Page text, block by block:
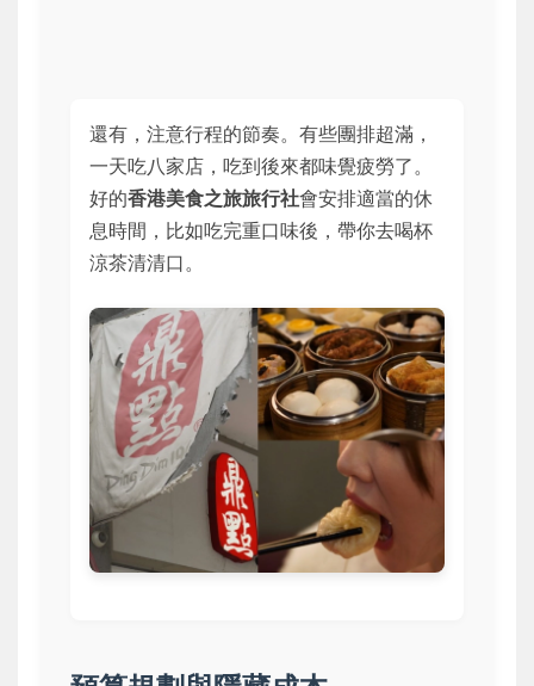
還有，注意行程的節奏。有些團排超滿，
一天吃八家店，吃到後來都味覺疲勞了。
好的香港美食之旅旅行社會安排適當的休
息時間，比如吃完重口味後，帶你去喝杯
涼茶清清口。